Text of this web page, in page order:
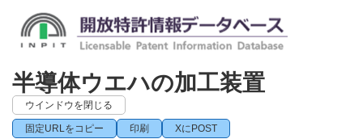
半導体ウエハの加工装置
ウインドウを閉じる
固定URLをコピー 印刷 XにPOST